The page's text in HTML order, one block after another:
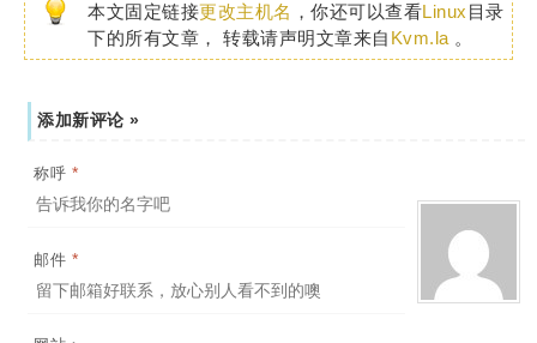
本文固定链接更改主机名 ，你还可以查看Linux 目录
下的所有文章， 转载请声明文章来自 Kvm.la 。
添加新评论 »
称呼 *
邮件 *